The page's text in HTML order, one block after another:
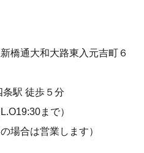
橋通大和大路東入元吉町６
駅 徒歩５分
まで）
場合は営業します）